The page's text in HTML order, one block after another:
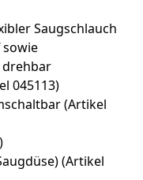
Saugschlauch
drehbar
045113)
(Artikel
(Artikel